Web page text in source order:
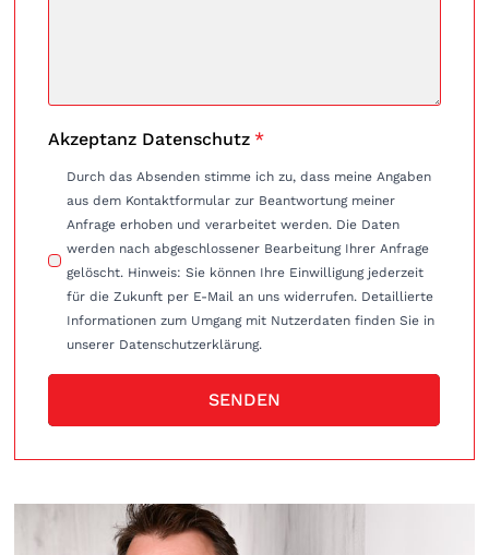
Akzeptanz Datenschutz *
Durch das Absenden stimme ich zu, dass meine Angaben
aus dem Kontaktformular zur Beantwortung meiner
Anfrage erhoben und verarbeitet werden. Die Daten
werden nach abgeschlossener Bearbeitung Ihrer Anfrage
gelöscht. Hinweis: Sie können Ihre Einwilligung jederzeit
für die Zukunft per E-Mail an uns widerrufen. Detaillierte
Informationen zum Umgang mit Nutzerdaten finden Sie in
unserer Datenschutzerklärung.
SENDEN